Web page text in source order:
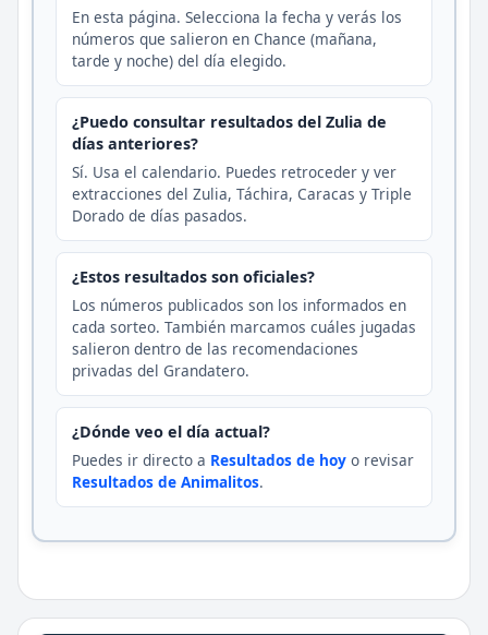
En esta página. Selecciona la fecha y verás los
números que salieron en Chance (mañana,
tarde y noche) del día elegido.
¿Puedo consultar resultados del Zulia de
días anteriores?
Sí. Usa el calendario. Puedes retroceder y ver
extracciones del Zulia, Táchira, Caracas y Triple
Dorado de días pasados.
¿Estos resultados son oficiales?
Los números publicados son los informados en
cada sorteo. También marcamos cuáles jugadas
salieron dentro de las recomendaciones
privadas del Grandatero.
¿Dónde veo el día actual?
Puedes ir directo a Resultados de hoy o revisar
Resultados de Animalitos.